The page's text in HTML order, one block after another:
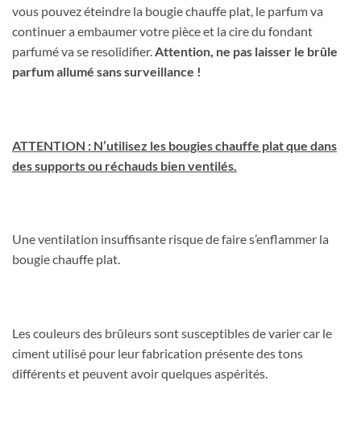
vous pouvez éteindre la bougie chauffe plat, le parfum va
continuer a embaumer votre pièce et la cire du fondant
parfumé va se resolidifier.Attention, ne pas laisser le brûle
parfum allumé sans surveillance !
ATTENTION : N’utilisez les bougies chauffe plat que dans
des supports ou réchauds bien ventilés.
Une ventilation insuffisante risque de faire s’enflammer la
bougie chauffe plat.
Les couleurs des brûleurs sont susceptibles de varier car le
ciment utilisé pour leur fabrication présente des tons
différents et peuvent avoir quelques aspérités.